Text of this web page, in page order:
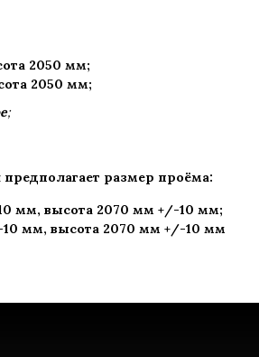
2050 мм;
2050 мм;
;
предполагает размер проёма:
мм, высота 2070 мм +/-10 мм;
мм, высота 2070 мм +/-10 мм